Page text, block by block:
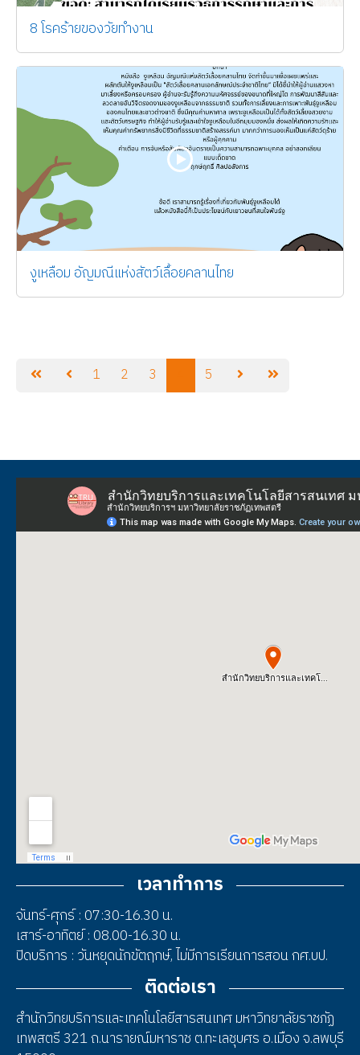
8 โรคร้ายของวัยทำงาน
งูเหลือม อัญมณีแห่งสัตว์เลื้อยคลานไทย
1 2 3 5
เวลาทำการ
จันทร์-ศุกร์ : 07:30-16.30 น.
เสาร์-อาทิตย์ : 08.00-16.30 น.
ปิดบริการ : วันหยุดนักขัตฤกษ์, ไม่มีการเรียนการสอน กศ.บป.
ติดต่อเรา
สำนักวิทยบริการและเทคโนโลยีสารสนเทศ มหาวิทยาลัยราชภัฏ
เทพสตรี 321 ถ.นารายณ์มหาราช ต.ทะเลชุบศร อ.เมือง จ.ลพบุรี